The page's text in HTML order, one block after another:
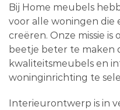
Bij Home meubels
voor alle woningen die
creëren. Onze missie
beetje beter te maken
kwaliteitsmeubels en
woninginrichting te
Interieurontwerp is in